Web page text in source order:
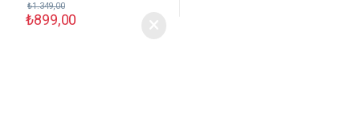
₺899,00
₺1.349,00